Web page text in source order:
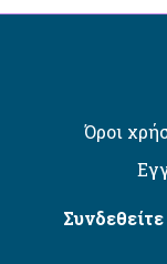
Όροι